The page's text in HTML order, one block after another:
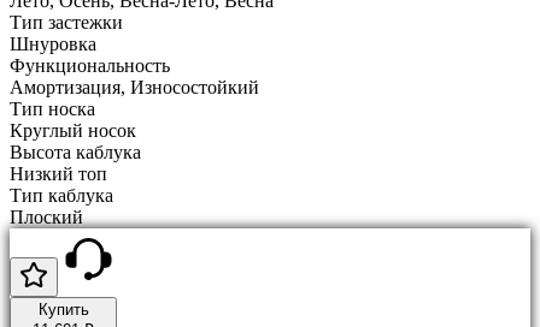
Тип застежки
Шнуровка
Функциональность
Амортизация, Износостойкий
Тип носка
Круглый носок
Высота каблука
Низкий топ
Тип каблука
Плоский
Купить